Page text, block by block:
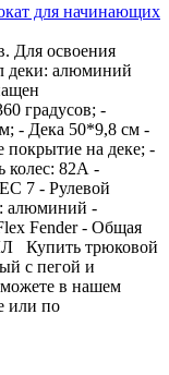
для начинающих
Для освоения
деки: алюминий
градусов; -
- Дека 50*9,8 см -
покрытие на деке; -
колес: 82А -
7 - Рулевой
алюминий -
Fender - Общая
Купить трюковой
с пегой и
в нашем
или по